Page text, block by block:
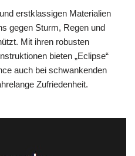
erstklassigen Materialien
gegen Sturm, Regen und
Mit ihren robusten
bieten „Eclipse“
auch bei schwankenden
Zufriedenheit.